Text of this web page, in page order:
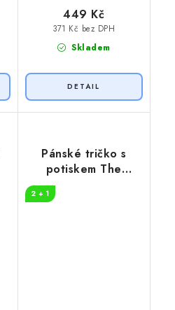
Skladem
371 Kč bez DPH
449 Kč
Pánské tričko s
potiskem The
2 + 1